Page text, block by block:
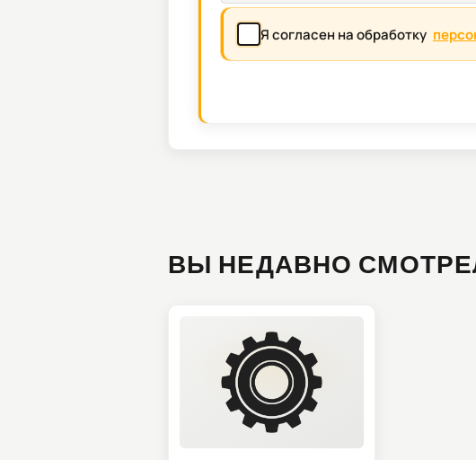
Я согласен на обработку
ВЫ НЕДАВНО